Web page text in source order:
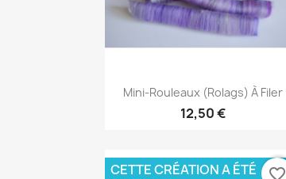
Aperçu rapide
Mini-Rouleaux (rolags) À Filer
12,50 €
CETTE CRÉATION A ÉTÉ
favorite_border